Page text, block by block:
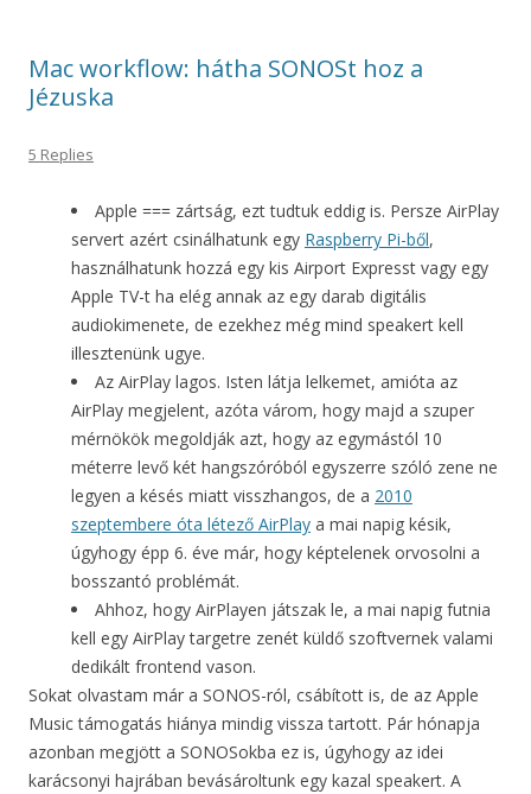
Mac workflow: hátha SONOSt hoz a
Jézuska
5 Replies
Apple === zártság, ezt tudtuk eddig is. Persze AirPlay
servert azért csinálhatunk egy Raspberry Pi-ből,
használhatunk hozzá egy kis Airport Expresst vagy egy
Apple TV-t ha elég annak az egy darab digitális
audiokimenete, de ezekhez még mind speakert kell
illesztenünk ugye.
Az AirPlay lagos. Isten látja lelkemet, amióta az
AirPlay megjelent, azóta várom, hogy majd a szuper
mérnökök megoldják azt, hogy az egymástól 10
méterre levő két hangszóróból egyszerre szóló zene ne
legyen a késés miatt visszhangos, de a 2010
szeptembere óta létező AirPlay a mai napig késik,
úgyhogy épp 6. éve már, hogy képtelenek orvosolni a
bosszantó problémát.
Ahhoz, hogy AirPlayen játszak le, a mai napig futnia
kell egy AirPlay targetre zenét küldő szoftvernek valami
dedikált frontend vason.
Sokat olvastam már a SONOS-ról, csábított is, de az Apple
Music támogatás hiánya mindig vissza tartott. Pár hónapja
azonban megjött a SONOSokba ez is, úgyhogy az idei
karácsonyi hajrában bevásároltunk egy kazal speakert. A